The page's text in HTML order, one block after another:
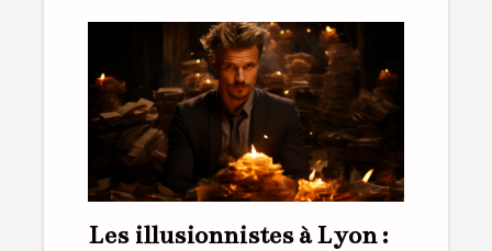
Les illusionnistes à Lyon :